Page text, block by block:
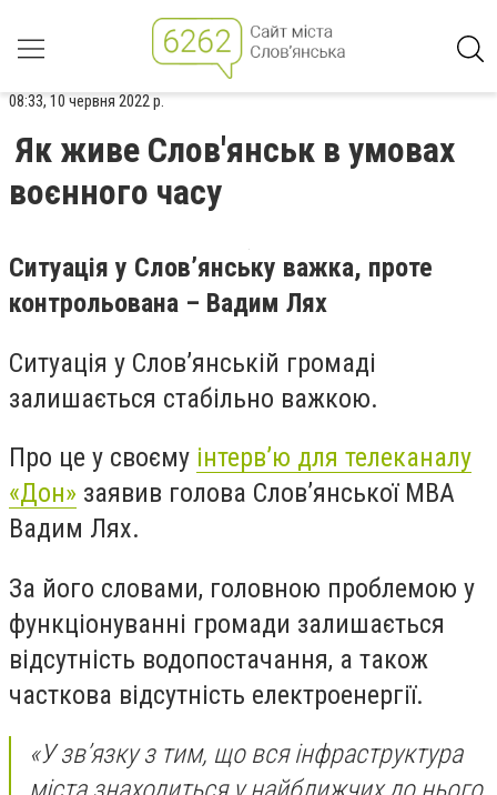
08:33, 10 червня 2022 р.
Як живе Слов'янськ в умовах
воєнного часу
Ситуація у Слов’янську важка, проте
контрольована – Вадим Лях
Ситуація у Слов’янській громаді
залишається стабільно важкою.
Про це у своєму інтерв’ю для телеканалу
«Дон» заявив голова Слов’янської МВА
Вадим Лях.
За його словами, головною проблемою у
функціонуванні громади залишається
відсутність водопостачання, а також
часткова відсутність електроенергії.
«У зв’язку з тим, що вся інфраструктура